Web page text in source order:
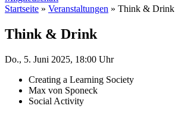
Startseite » Veranstaltungen » Think & Drink
Think & Drink
Do., 5. Juni 2025, 18:00 Uhr
Creating a Learning Society
Max von Sponeck
Social Activity